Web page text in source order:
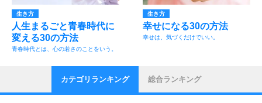
生き方
人生まるごと青春時代に
変える30の方法
青春時代とは、心の若さのことをいう。
生き方
幸せになる30の方法
幸せは、気づくだけでいい。
カテゴリランキング 総合ランキング